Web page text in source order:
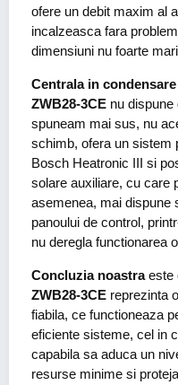
ofere un debit maxim al
incalzeasca fara
dimensiuni nu foarte
Centrala in
ZWB28-3CE nu
spuneam mai sus, nu
schimb, ofera un sistem
Bosch Heatronic III si
solare auxiliare, cu care
asemenea, mai dispune
panoului de control,
nu deregla functionarea
Concluzia noastraeste
ZWB28-3CE reprezinta
fiabila, ce functioneaza
eficiente sisteme, cel in
capabila sa aduca un
resurse minime si